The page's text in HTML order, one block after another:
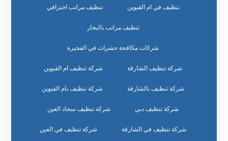
تنظيف في ام القيوين تنظيف مراتب احترافي
تنظيف مراتب بالبخار
شركات مكافحة حشرات في الفجيرة
شركة تنظيف الشارقة شركة تنظيف ام القيوين
شركة تنظيف بالشارقة شركة تنظيف بام القيوين
شركة تنظيف دبي شركة تنظيف سجاد العين
شركة تنظيف في الشارقة شركة تنظيف في العين